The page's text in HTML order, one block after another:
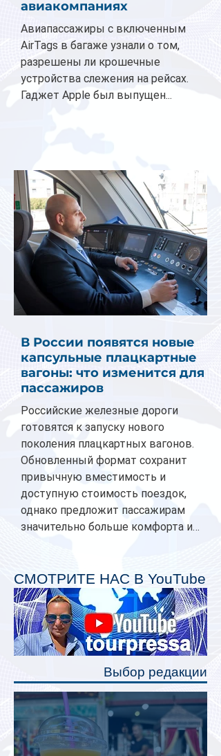
авиакомпаниях
Авиапассажиры с включенным
AirTags в багаже узнали о том,
разрешены ли крошечные
устройства слежения на рейсах.
Гаджет Apple был выпущен...
В России появятся новые
капсульные плацкартные
вагоны: что изменится для
пассажиров
Российские железные дороги
готовятся к запуску нового
поколения плацкартных вагонов.
Обновленный формат сохранит
привычную вместимость и
доступную стоимость поездок,
однако предложит пассажирам
значительно больше комфорта и
планируется начать в 2027 году.
Одним из главных нововведений
станут индивидуальные шторки у
каждого спального места. Они
позволят пассажирам закрыть свою
полку во время сна или отдыха,
СМОТРИТЕ НАС В YouTube
Выбор редакции